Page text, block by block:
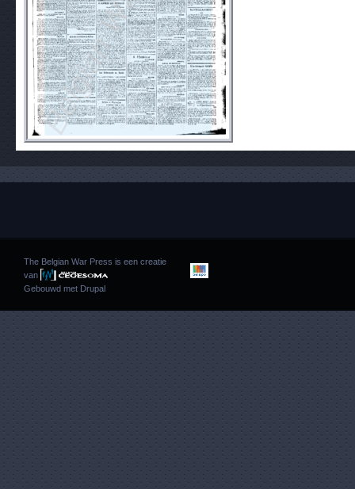
The Belgian War Press is een creatie
van
Gebouwd met Drupal